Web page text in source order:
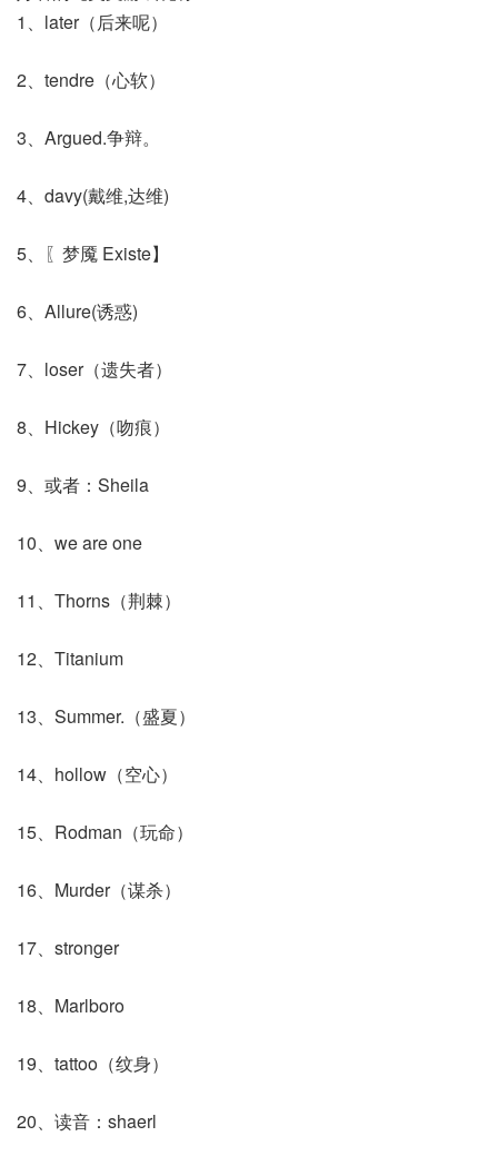
1、later（后来呢）
2、tendre（心软）
3、Argued.争辩。
4、davy(戴维,达维)
5、〖梦魇 Existe】
6、Allure(诱惑)
7、loser（遗失者）
8、Hickey（吻痕）
9、或者：Sheila
10、we are one
11、Thorns（荆棘）
12、Titanium
13、Summer.（盛夏）
14、hollow（空心）
15、Rodman（玩命）
16、Murder（谋杀）
17、stronger
18、Marlboro
19、tattoo（纹身）
20、读音：shaerl